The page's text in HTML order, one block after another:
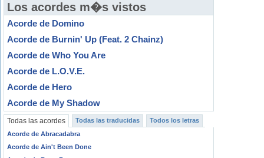
Los acordes m�s vistos
Acorde de Domino
Acorde de Burnin' Up (Feat. 2 Chainz)
Acorde de Who You Are
Acorde de L.O.V.E.
Acorde de Hero
Acorde de My Shadow
Todas las acordes Todas las traducidas
Todos los letras
Acorde de Abracadabra
Acorde de Ain't Been Done